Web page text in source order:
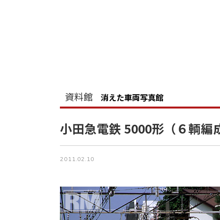
資料館 消えた車両写真館
小田急電鉄 5000形（６輌編
2011.02.10